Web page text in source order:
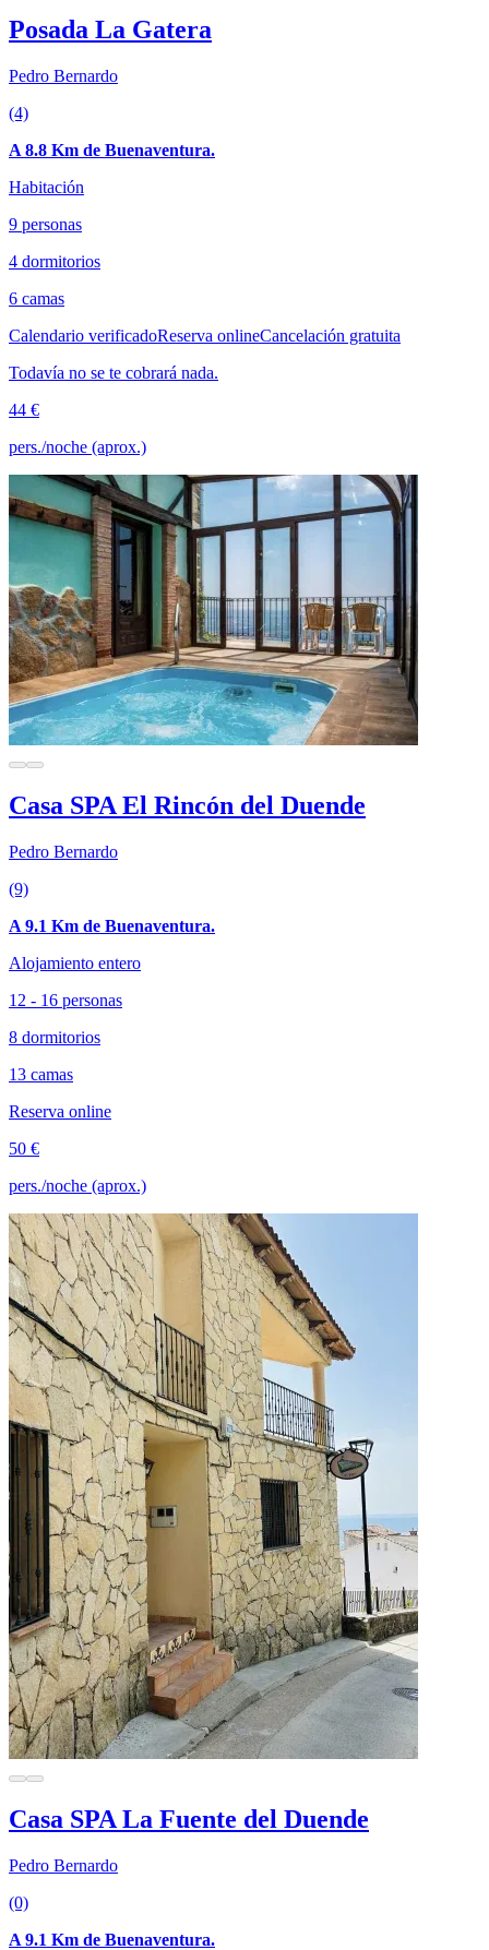
Posada La Gatera
Pedro Bernardo
(4)
A 8.8 Km de Buenaventura.
Habitación
9 personas
4 dormitorios
6 camas
Calendario verificadoReserva onlineCancelación gratuita
Todavía no se te cobrará nada.
44 €
pers./noche (aprox.)
Casa SPA El Rincón del Duende
Pedro Bernardo
(9)
A 9.1 Km de Buenaventura.
Alojamiento entero
12 - 16 personas
8 dormitorios
13 camas
Reserva online
50 €
pers./noche (aprox.)
Casa SPA La Fuente del Duende
Pedro Bernardo
(0)
A 9.1 Km de Buenaventura.